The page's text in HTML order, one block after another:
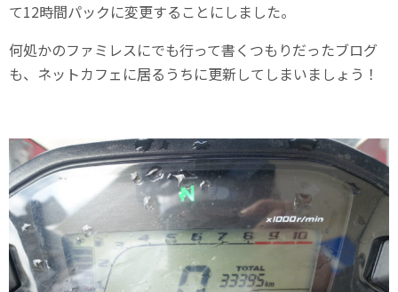
て12時間パックに変更することにしました。
何処かのファミレスにでも行って書くつもりだったブログ
も、ネットカフェに居るうちに更新してしまいましょう！